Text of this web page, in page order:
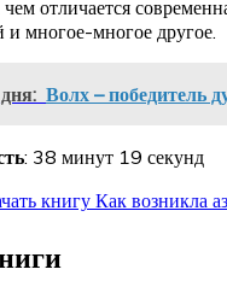
отличается
и многое-многое другое.
Волх – победитель
: 38 минут 19 секунд